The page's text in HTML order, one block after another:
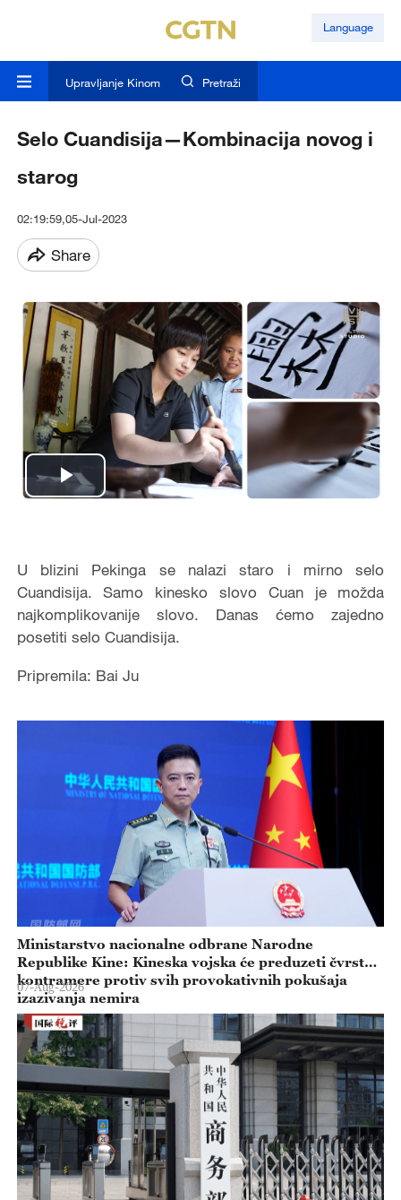
Language
Upravljanje Kinom Pretraži
Selo Cuandisija—Kombinacija novog i
starog
02:19:59,05-Jul-2023
Share
Play
U blizini Pekinga se nalazi staro i mirno selo
Cuandisija. Samo kinesko slovo Cuan je možda
najkomplikovanije slovo. Danas ćemo zajedno
posetiti selo Cuandisija.
Pripremila: Bai Ju
Ministarstvo nacionalne odbrane Narodne
Republike Kine: Kineska vojska će preduzeti čvrste
kontramere protiv svih provokativnih pokušaja
izazivanja nemira
07-Aug-2026